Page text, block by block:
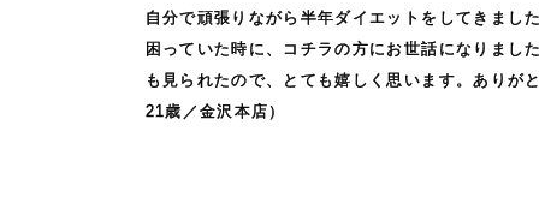
自分で頑張りながら半年ダイエットをしてきまし
困っていた時に、コチラの方にお世話になりまし
も見られたので、とても嬉しく思います。ありが
21歳／金沢本店）